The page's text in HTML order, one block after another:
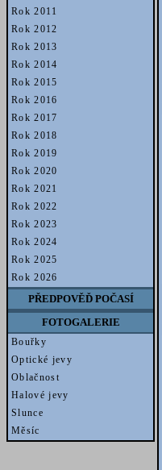
Rok 2011
Rok 2012
Rok 2013
Rok 2014
Rok 2015
Rok 2016
Rok 2017
Rok 2018
Rok 2019
Rok 2020
Rok 2021
Rok 2022
Rok 2023
Rok 2024
Rok 2025
Rok 2026
PŘEDPOVĚĎ POČASÍ
FOTOGALERIE
Bouřky
Optické jevy
Oblačnost
Halové jevy
Slunce
Měsíc